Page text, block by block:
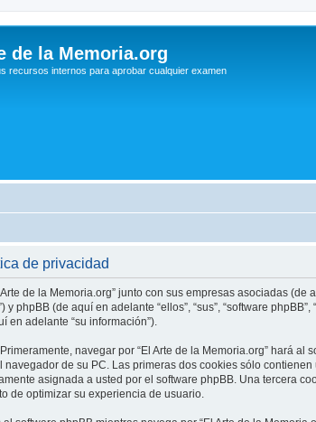
de la Memoria.org
recursos internos para aprobar cualquier examen
de privacidad
de la Memoria.org” junto con sus empresas asociadas (de
phpBB (de aquí en adelante “ellos”, “sus”, “software
en adelante “su información”).
navegar por “El Arte de la Memoria.org” hará
de su PC. Las primeras dos cookies sólo
asignada a usted por el software phpBB. Una tercera
de optimizar su experiencia de usuario.